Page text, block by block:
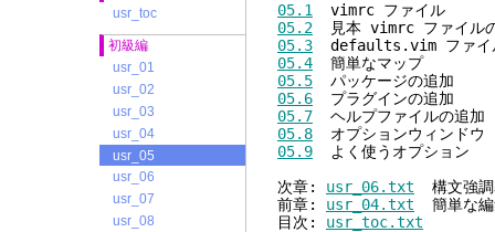
usr_toc
初級編
usr_01
usr_02
usr_03
usr_04
usr_05
usr_06
usr_07
usr_08
05.1
vimrc ファイル
05.2 見本 vimrc ファイル
05.3 defaults.vim ファイ
05.4 簡単なマップ
05.5 パッケージの追加
05.6 プラグインの追加
05.7 ヘルプファイルの追加
05.8 オプションウィンドウ
05.9 よく使うオプション
次章: usr_06.txt 構文強調
前章: usr_04.txt 簡単な編
目次: usr_toc.txt